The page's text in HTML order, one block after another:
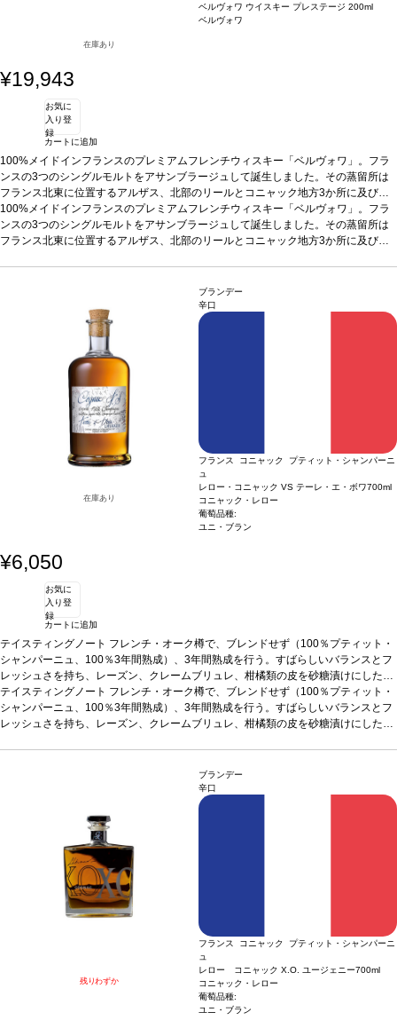
在庫あり
ベルヴォワ ウイスキー プレステージ 200ml
ベルヴォワ
¥19,943
お気に
入り登
録
カートに追加
100%メイドインフランスのプレミアムフレンチウィスキー「ベルヴォワ」。フラ
ンスの3つのシングルモルトをアサンブラージュして誕生しました。その蒸留所は
フランス北東に位置するアルザス、北部のリールとコニャック地方3か所に及びま
す。 それぞれ3年から10年の熟成期間を経て、シャラント県のセラーでフレンチオ
ークの新樽、ソーテルヌ、サンテミリオン グランクリュクラッセの樽を使用して約
12ヶ月間の2次熟成を行います。 一切ピートを使用しておらず、そのバランス、上
ベルヴォワ グリーン x 1本 テイスティングノート：ノーズは力強く、表現豊かな
芳香を示す。少しスモーキーなモルトのブレンドは、焼いたリンゴのアロマ調和し
ている。シナモンやナツメグのほのかなスパイスへと展開し、オレンジピールやロ
厚でがっしりとした味わい。長く豪華な後味は、すばらしい木材のアロマへと続
灰、トーストやコーヒーの含みを持つ力強い焦げた香
りが立ち上る。ほのかなシナモンやクローヴなどのスパイスやリコリスの含みは複
雑さを展開する。豊かでたっぷりとした滑らかな風味を持つ。ほのかな塩気はフレ
ッシュさと調和の取れたバランスを与える。エレガントなタンニンを持つ、長い余
韻の後味は特徴的なピートの香りを示す。
フレンチオークの新樽で熟成した100％メイドインフランスのトリプルモルトウィ
スキー ＊ピートを使用ベルヴォワ ピンク x 1本
プラムリ
キュールの樽に由来する完熟した梅の香りの中からミラベルやアプリコットを思わ
せるフルーティーな香りを示す。凝縮したプラムを思わせる濃厚な飲み口、マーマ
レードのようなキレのある酸味や杏仁のような華やかな余韻の後味へと続く。
梅酒（プラムリキュール）の樽で熟成した100％メイドインフランスのトリプルモ
ルトウィスキー ＊梅酒（プラムリキュール）の樽を使用
100%メイドインフランスのプレミアムフレンチウィスキー「ベルヴォワ」。フラ
ンスの3つのシングルモルトをアサンブラージュして誕生しました。その蒸留所は
フランス北東に位置するアルザス、北部のリールとコニャック地方3か所に及びま
12ヶ月間の2次熟成を行います。 一切ピートを使用しておらず、そのバランス、上
品さと繊細さは丸みと複雑味を伴う最高傑作です。
ている。シナモンやナツメグのほのかなスパイスへと展開し、オレンジピールやロ
ーストパイナップルのような長期熟成による魅惑的な香りと混ざり合う。味わいは
クルミオイルの質感と豊かさを彷彿させる。やさしいフレッシュな塩味が効き、濃
厚でがっしりとした味わい。長く豪華な後味は、すばらしい木材のアロマへと続
カルヴァドスの樽で熟成した100％メイドインフランスのトリプルモルトウィスキ
ー ＊カルヴァドスクリスチャン ドルーアン の樽を使用
テイスティングノート：
りが立ち上る。ほのかなシナモンやクローヴなどのスパイスやリコリスの含みは複
雑さを展開する。豊かでたっぷりとした滑らかな風味を持つ。ほのかな塩気はフレ
ッシュさと調和の取れたバランスを与える。エレガントなタンニンを持つ、長い余
韻の後味は特徴的なピートの香りを示す。
フレンチオークの新樽で熟成した100％メイドインフランスのトリプルモルトウィ
スキー ＊ピートを使用
ベルヴォワ ピンク x 1本
キュールの樽に由来する完熟した梅の香りの中からミラベルやアプリコットを思わ
せるフルーティーな香りを示す。凝縮したプラムを思わせる濃厚な飲み口、マーマ
レードのようなキレのある酸味や杏仁のような華やかな余韻の後味へと続く。
梅酒（プラムリキュール）の樽で熟成した100％メイドインフランスのトリプルモ
ルトウィスキー ＊梅酒（プラムリキュール）の樽を使用
在庫あり
ブランデー
辛口
フランス コニャック プティット・シャンパーニ
ュ
レロー・コニャック VS テーレ・エ・ボワ700ml
コニャック・レロー
葡萄品種:
ユニ・ブラン
¥6,050
お気に
入り登
録
カートに追加
テイスティングノート フレンチ・オーク樽で、ブレンドせず（100％プティット・
シャンパーニュ、100％3年間熟成）、3年間熟成を行う。すばらしいバランスとフ
レッシュさを持ち、レーズン、クレームブリュレ、柑橘類の皮を砂糖漬けにした味
わいを示す。合う料理食後酒としてお楽しみいただけます。
テイスティングノート フレンチ・オーク樽で、ブレンドせず（100％プティット・
シャンパーニュ、100％3年間熟成）、3年間熟成を行う。すばらしいバランスとフ
レッシュさを持ち、レーズン、クレームブリュレ、柑橘類の皮を砂糖漬けにした味
残りわずか
ブランデー
辛口
フランス コニャック プティット・シャンパーニ
ュ
レロー コニャック X.O. ユージェニー700ml
コニャック・レロー
葡萄品種:
ユニ・ブラン